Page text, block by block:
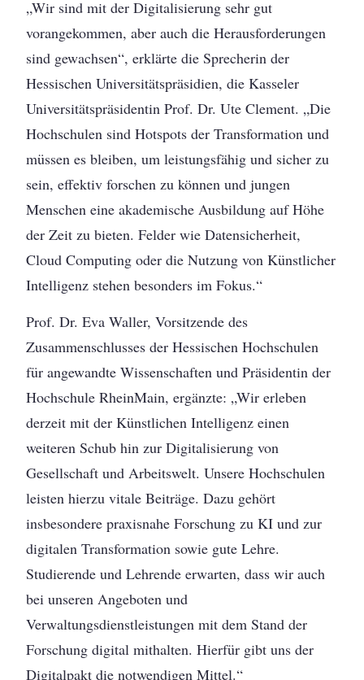
„Wir sind mit der Digitalisierung sehr gut
vorangekommen, aber auch die Herausforderungen
sind gewachsen“, erklärte die Sprecherin der
Hessischen Universitätspräsidien, die Kasseler
Universitätspräsidentin Prof. Dr. Ute Clement. „Die
Hochschulen sind Hotspots der Transformation und
müssen es bleiben, um leistungsfähig und sicher zu
sein, effektiv forschen zu können und jungen
Menschen eine akademische Ausbildung auf Höhe
der Zeit zu bieten. Felder wie Datensicherheit,
Cloud Computing oder die Nutzung von Künstlicher
Intelligenz stehen besonders im Fokus.“
Prof. Dr. Eva Waller, Vorsitzende des
Zusammenschlusses der Hessischen Hochschulen
für angewandte Wissenschaften und Präsidentin der
Hochschule RheinMain, ergänzte: „Wir erleben
derzeit mit der Künstlichen Intelligenz einen
weiteren Schub hin zur Digitalisierung von
Gesellschaft und Arbeitswelt. Unsere Hochschulen
leisten hierzu vitale Beiträge. Dazu gehört
insbesondere praxisnahe Forschung zu KI und zur
digitalen Transformation sowie gute Lehre.
Studierende und Lehrende erwarten, dass wir auch
bei unseren Angeboten und
Verwaltungsdienstleistungen mit dem Stand der
Forschung digital mithalten. Hierfür gibt uns der
Digitalpakt die notwendigen Mittel.“